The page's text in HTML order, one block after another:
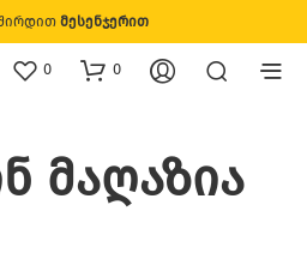
მესენჯერით
0 0
მაღაზია